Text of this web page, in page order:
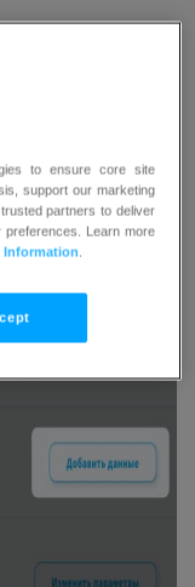
Основных
вашего
to ensure core site
support our marketing
partners to deliver
Learn more
Information.